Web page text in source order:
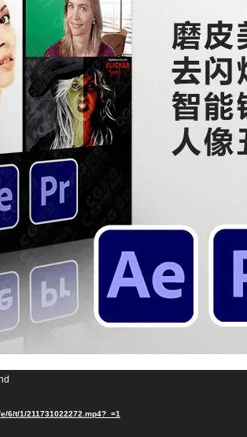
6/t/1/211731022272.mp4?_=1